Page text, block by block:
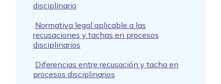
disciplinario
Normativa legal aplicable a las
recusaciones y tachas en procesos
disciplinarios
Diferencias entre recusación y tacha en
procesos disciplinarios